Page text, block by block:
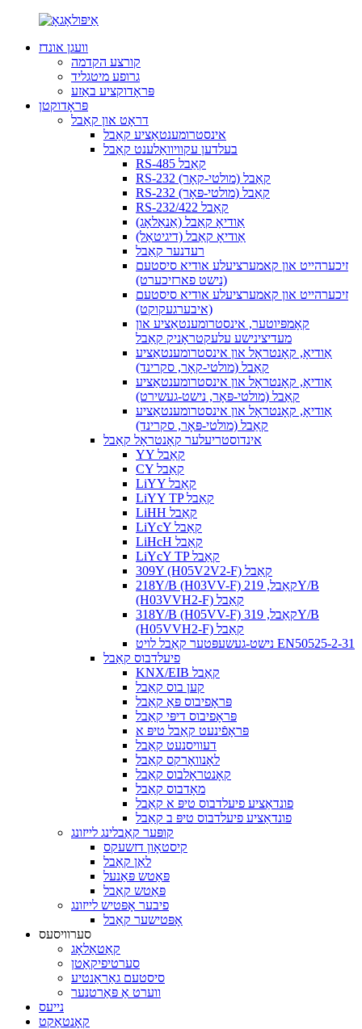
וועגן אונדז
קורצע הקדמה
גרופע מיטגליד
פּראָדוקציע באַזע
פּראָדוקטן
דראָט און קאַבל
אינסטרומענטאַציע קאַבל
בעלדען עקוויוואַלענט קאַבל
RS-485 קאַבל
RS-232 קאַבל (מולטי-קאָר)
RS-232 קאַבל (מולטי-פּאָר)
RS-232/422 קאַבל
אַודיאָ קאַבל (אַנאַלאָג)
אַודיאָ קאַבל (דיגיטאַל)
רעדנער קאַבל
זיכערהייט און קאמערציעלע אודיא סיסטעם
(נישט פארזיכערט)
זיכערהייט און קאמערציעלע אודיא סיסטעם
(איבערגעקוקט)
קאָמפּיוטער, אינסטרומענטאַציע און
מעדיצינישע עלעקטראָניק קאַבל
אַודיאָ, קאָנטראָל און אינסטרומענטאַציע
קאַבל (מולטי-קאָר, סקרינד)
אַודיאָ, קאָנטראָל און אינסטרומענטאַציע
קאַבל (מולטי-פּאָר, נישט-געשירט)
אַודיאָ, קאָנטראָל און אינסטרומענטאַציע
קאַבל (מולטי-פּאָר, סקרינד)
אינדוסטריעלער קאָנטראָל קאַבל
YY קאַבל
CY קאַבל
LiYY קאַבל
LiYY TP קאַבל
LiHH קאַבל
LiYcY קאַבל
LiHcH קאַבל
LiYcY TP קאַבל
309Y (H05V2V2-F) קאַבל
218Y/B (H03VV-F) קאַבל, 219Y/B
(H03VVH2-F) קאַבל
318Y/B (H05VV-F) קאַבל, 319Y/B
(H05VVH2-F) קאַבל
נישט-געשעפּטער קאַבל לויט EN50525-2-31
פיעלדבוס קאַבל
KNX/EIB קאַבל
קען בוס קאַבל
פּראָפיבוס פּאַ קאַבל
פּראָפיבוס דיפּי קאַבל
פּראָפֿינעט קאַבל טיפּ א
דעוויסנעט קאַבל
לאָנוואָרקס קאַבל
קאָנטראָלבוס קאַבל
מאָדבוס קאַבל
פונדאַציע פיעלדבוס טיפּ א קאַבל
פונדאַציע פיעלדבוס טיפּ ב קאַבל
קופּער קאַבלינג לייזונג
קיסטאָון דזשעקס
לאַן קאַבל
פּאַטש פּאַנעל
פּאַטש קאַבל
פיבער אָפּטיש לייזונג
אָפּטישער קאַבל
סערוויסעס
קאַטאַלאָג
סערטיפיקאַטן
סיסטעם גאַראַנטיע
ווערט אַ פּאַרטנער
נייעס
קאָנטאַקט